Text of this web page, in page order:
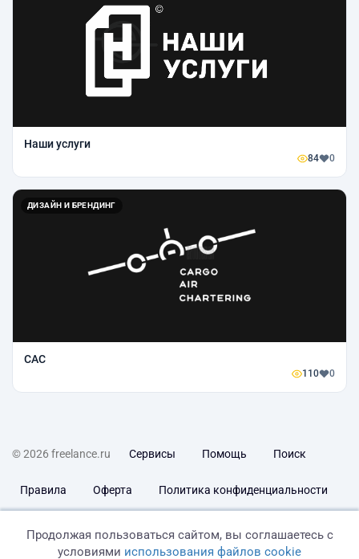
Наши услуги
84 0
ДИЗАЙН И БРЕНДИНГ
CAC
110 0
© 2026 freelance.ru Сервисы Помощь Поиск
Правила Оферта Политика конфиденциальности
Продолжая пользоваться сайтом, вы соглашаетесь с
условиями использования файлов cookie